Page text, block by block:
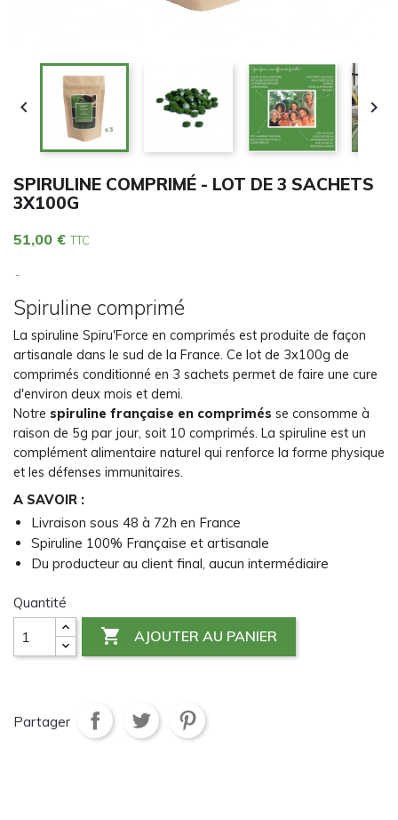
 
SPIRULINE COMPRIMÉ - LOT DE 3 SACHETS
3X100G
51,00 € TTC
Spiruline comprimé
La spiruline Spiru'Force en comprimés est produite de façon
artisanale dans le sud de la France. Ce lot de 3x100g de
comprimés conditionné en 3 sachets permet de faire une cure
d'environ deux mois et demi.
Notre spiruline française en comprimés se consomme à
raison de 5g par jour, soit 10 comprimés. La spiruline est un
complément alimentaire naturel qui renforce la forme physique
et les défenses immunitaires.
A SAVOIR :
Livraison sous 48 à 72h en France
Spiruline 100% Française et artisanale
Du producteur au client final, aucun intermédiaire
Quantité
 AJOUTER AU PANIER
Partager